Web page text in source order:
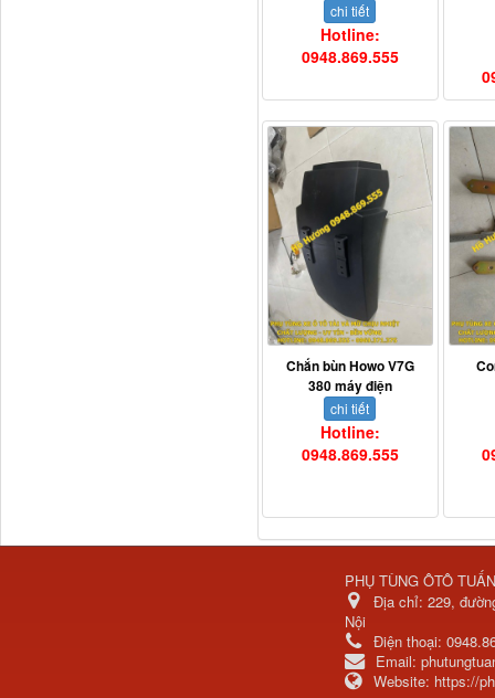
chi tiết
Hotline:
0948.869.555
Chắn bùn Howo V7G
380 máy điện
chi tiết
Hotline:
0948.869.555
PHỤ TÙNG ÔTÔ
Địa chỉ: 229,
Nội
Điện thoại:
Email:
Website: https://